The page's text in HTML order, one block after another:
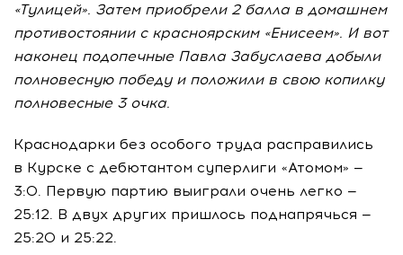
«Тулицей». Затем приобрели 2 балла в домашнем
противостоянии с красноярским «Енисеем». И вот
наконец подопечные Павла Забуслаева добыли
полновесную победу и положили в свою копилку
полновесные 3 очка.
Краснодарки без особого труда расправились
в Курске с дебютантом суперлиги «Атомом» —
3:0. Первую партию выиграли очень легко —
25:12. В двух других пришлось поднапрячься —
25:20 и 25:22.